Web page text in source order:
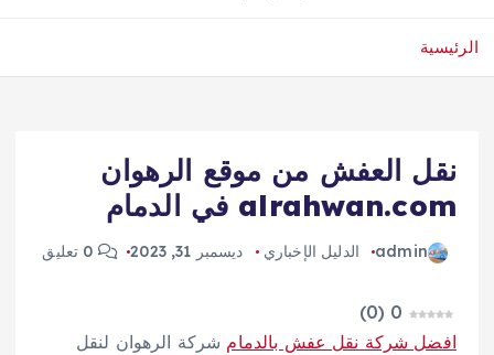
الرئيسية
نقل العفش من موقع الرهوان
alrahwan.com في الدمام
admin الدليل الإخباري ديسمبر 31, 2023
0
(
0
)
افضل شركة نقل عفش بالدمام شركة الرهوان لنقل